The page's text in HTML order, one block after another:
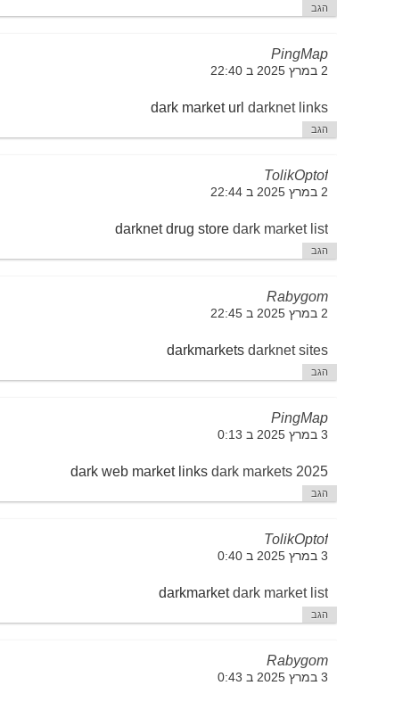
הגב
PingMap
2 במרץ 2025 ב 22:40
dark market url darknet links
הגב
TolikOptof
2 במרץ 2025 ב 22:44
darknet drug store dark market list
הגב
Rabygom
2 במרץ 2025 ב 22:45
darkmarkets darknet sites
הגב
PingMap
3 במרץ 2025 ב 0:13
dark web market links dark markets 2025
הגב
TolikOptof
3 במרץ 2025 ב 0:40
darkmarketdark market list
הגב
Rabygom
3 במרץ 2025 ב 0:43